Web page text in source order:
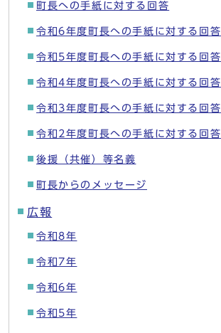
町長への手紙に対する回答
令和6年度町長への手紙に対する回答
令和5年度町長への手紙に対する回答
令和4年度町長への手紙に対する回答
令和3年度町長への手紙に対する回答
令和2年度町長への手紙に対する回答
後援（共催）等名義
町長からのメッセージ
広報
令和8年
令和7年
令和6年
令和5年